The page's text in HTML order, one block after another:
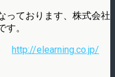
っております、株式会社
。
http://elearning.co.jp/